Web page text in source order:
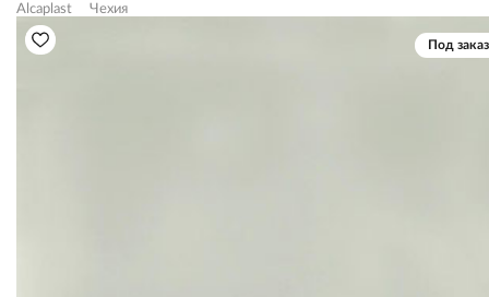
Alcaplast Чехия
Под заказ